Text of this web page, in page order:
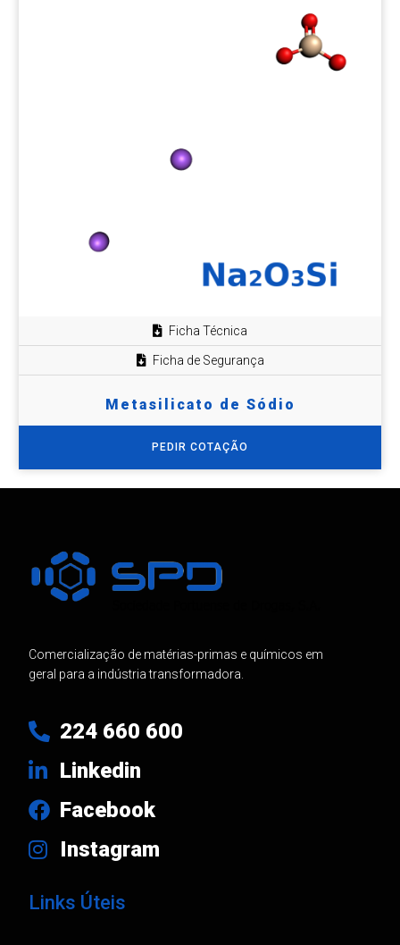
Ficha Técnica
Ficha de Segurança
Metasilicato de Sódio
PEDIR COTAÇÃO
Comercialização de matérias-primas e químicos em
geral para a indústria transformadora.
224 660 600
Linkedin
Facebook
Instagram
Links Úteis